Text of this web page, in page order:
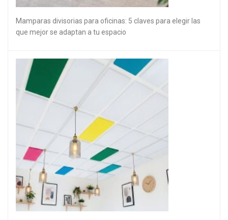
Mamparas divisorias para oficinas: 5 claves para elegir las
que mejor se adaptan a tu espacio